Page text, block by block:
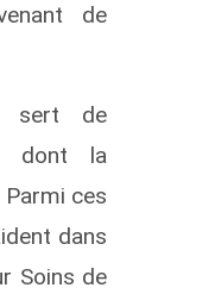
de
sert de
dont la
Parmi ces
dans
Soins de